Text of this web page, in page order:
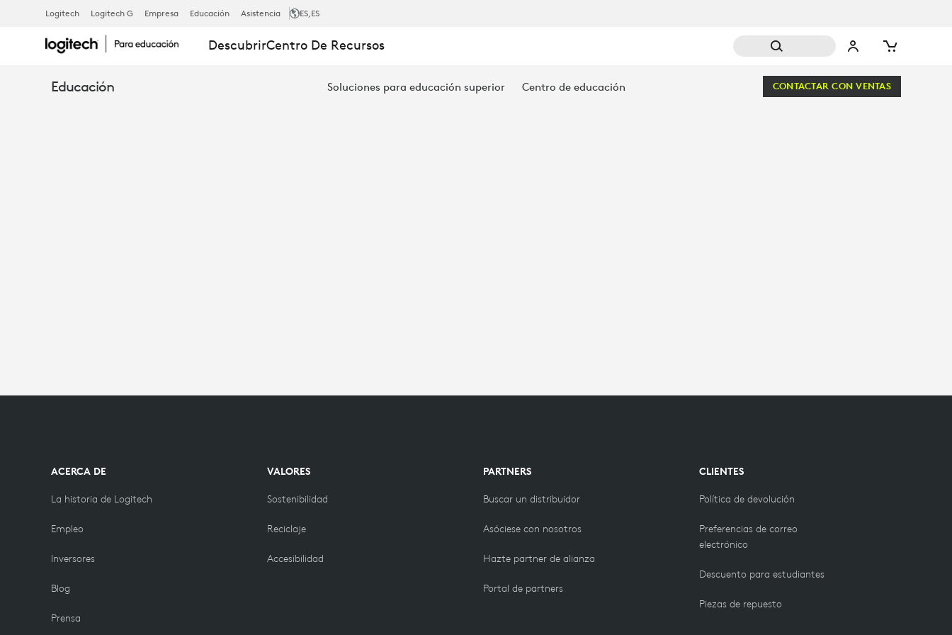
TEACHER
AS
Logitech Logitech G Empresa Educación Asistencia ES,ES
DescubrirCentro De Recursos
Educación Soluciones para educación superior Centro de educación CONTACTAR CON VENTAS
ACERCA DE
La historia de Logitech
Empleo
Inversores
Blog
Prensa
VALORES
Sostenibilidad
Reciclaje
Accesibilidad
PARTNERS
Buscar un distribuidor
Asóciese con nosotros
Hazte partner de alianza
Portal de partners
CLIENTES
Política de devolución
Preferencias de correo
electrónico
Descuento para estudiantes
Piezas de repuesto